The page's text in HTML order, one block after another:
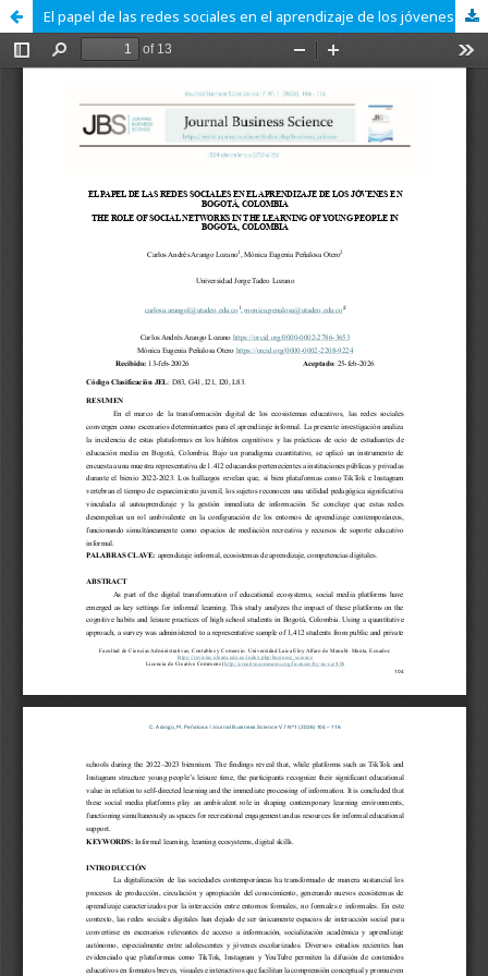
El papel de las redes sociales en el aprendizaje de los jóvenes en Bogotá, Colombia